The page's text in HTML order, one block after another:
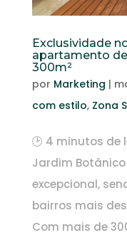
Exclusividade
apartamento
300m²
por Marketing |
com estilo, Zona
🕑 4 minutos de
Jardim
excepcional,
bairros mais
Com mais de